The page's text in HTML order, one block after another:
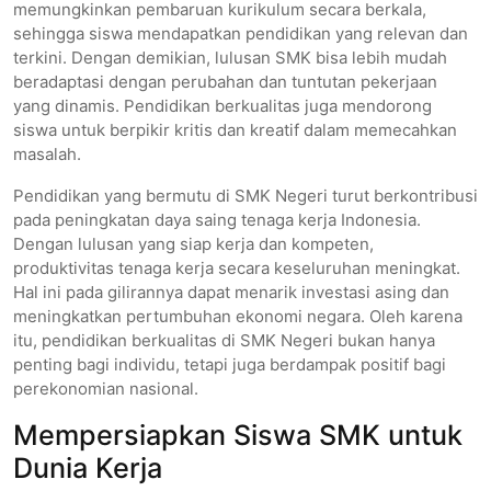
memungkinkan pembaruan kurikulum secara berkala,
sehingga siswa mendapatkan pendidikan yang relevan dan
terkini. Dengan demikian, lulusan SMK bisa lebih mudah
beradaptasi dengan perubahan dan tuntutan pekerjaan
yang dinamis. Pendidikan berkualitas juga mendorong
siswa untuk berpikir kritis dan kreatif dalam memecahkan
masalah.
Pendidikan yang bermutu di SMK Negeri turut berkontribusi
pada peningkatan daya saing tenaga kerja Indonesia.
Dengan lulusan yang siap kerja dan kompeten,
produktivitas tenaga kerja secara keseluruhan meningkat.
Hal ini pada gilirannya dapat menarik investasi asing dan
meningkatkan pertumbuhan ekonomi negara. Oleh karena
itu, pendidikan berkualitas di SMK Negeri bukan hanya
penting bagi individu, tetapi juga berdampak positif bagi
perekonomian nasional.
Mempersiapkan Siswa SMK untuk
Dunia Kerja